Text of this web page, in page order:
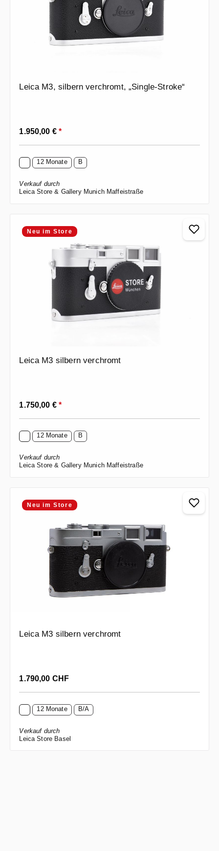
Leica M3, silbern verchromt, „Single-Stroke“
Regulärer Preis:
1.950,00 €*
12 Monate B
Verkauf durch
Leica Store & Gallery Munich Maffeistraße
Neu im Store
Leica M3 silbern verchromt
Regulärer Preis:
1.750,00 €*
12 Monate B
Verkauf durch
Leica Store & Gallery Munich Maffeistraße
Neu im Store
Leica M3 silbern verchromt
Regulärer Preis:
1.790,00 CHF
12 Monate B/A
Verkauf durch
Leica Store Basel